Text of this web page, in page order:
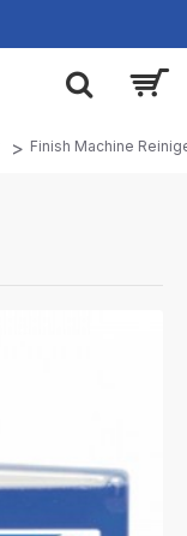
Finish Machine